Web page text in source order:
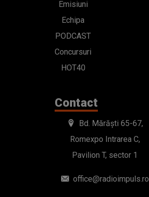
Emisiuni
Echipa
PODCAST
Concursuri
HOT40
Contact
Bd. Mărăști 65-67,
Romexpo Intrarea C,
Pavilion T, sector 1
office@radioimpuls.ro